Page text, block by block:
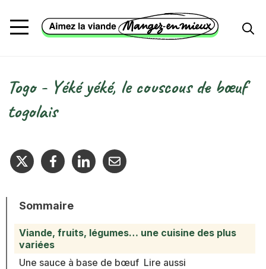
Fil d'Ariane
Togo - Yéké yéké, le couscous de bœuf
togolais
Sommaire
Viande, fruits, légumes… une cuisine des plus
variées
Une sauce à base de bœuf Lire aussi